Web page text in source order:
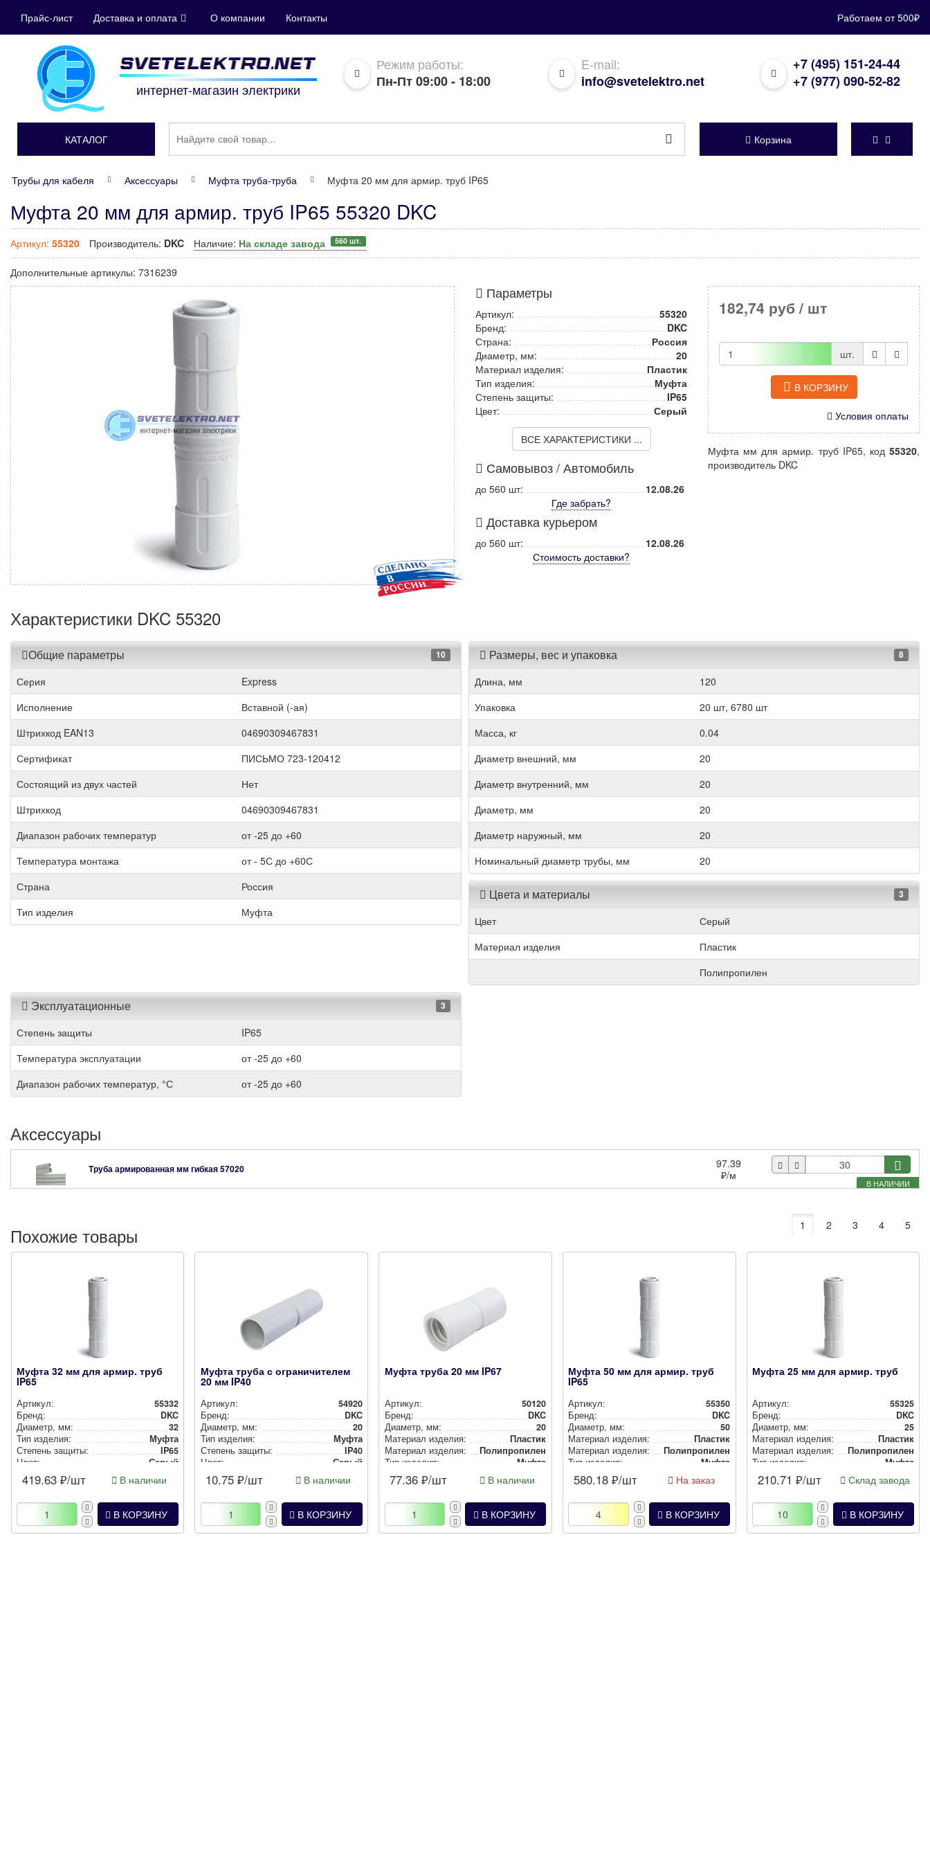
Прайс-лист Доставка и оплата О компании Контакты Работаем от 500₽
интернет-магазин электрики
Режим работы:
Пн-Пт 09:00 - 18:00
E-mail:
info@svetelektro.net
+7 (495) 151-24-44
+7 (977) 090-52-82
КАТАЛОГ Корзина
Трубы для кабеля Аксессуары Муфта труба-труба Муфта 20 мм для армир. труб IP65
Муфта 20 мм для армир. труб IP65 55320 DKC
Артикул: 55320 Производитель: DKC Наличие: На складе завода 560 шт.
Дополнительные артикулы: 7316239
Параметры
Артикул:
55320
Бренд:
DKC
Страна:
Россия
Диаметр, мм:
20
Материал изделия:
Пластик
Тип изделия:
Муфта
Степень защиты:
IP65
Цвет:
Серый
ВСЕ ХАРАКТЕРИСТИКИ ...
Самовывоз / Автомобиль
до 560 шт:
12.08.26
Где забрать?
Доставка курьером
до 560 шт:
12.08.26
Стоимость доставки?
182,74 руб / шт
шт.
В КОРЗИНУ
Условия оплаты
Муфта мм для армир. труб IP65, код 55320,
производитель DKC
Характеристики DKC 55320
Общие параметры 10
Серия
Express
Исполнение
Вставной (-ая)
Штрихкод EAN13
04690309467831
Сертификат
ПИСЬМО 723-120412
Состоящий из двух частей
Нет
Штрихкод
04690309467831
Диапазон рабочих температур
от -25 до +60
Температура монтажа
от - 5С до +60С
Страна
Россия
Тип изделия
Муфта
Размеры, вес и упаковка 8
Длина, мм
120
Упаковка
20 шт, 6780 шт
Масса, кг
0.04
Диаметр внешний, мм
20
Диаметр внутренний, мм
20
Диаметр, мм
20
Диаметр наружный, мм
20
Номинальный диаметр трубы, мм
20
Цвета и материалы 3
Цвет
Серый
Материал изделия
Пластик
Полипропилен
Эксплуатационные 3
Степень защиты
IP65
Температура эксплуатации
от -25 до +60
Диапазон рабочих температур, °С
от -25 до +60
Аксессуары
В НАЛИЧИИ
Труба армированная мм гибкая57020
97.39
₽/м
Похожие товары 1 2 3 4 5
Муфта 32 мм для армир. труб
IP65
Артикул:
55332
Бренд:
DKC
Диаметр, мм:
32
Тип изделия:
Муфта
Степень защиты:
IP65
Цвет:
Серый
Масса, кг:
419.63 ₽/шт В наличии
В КОРЗИНУ
Муфта труба с ограничителем
20 мм IP40
Артикул:
54920
Бренд:
DKC
Диаметр, мм:
20
Тип изделия:
Муфта
Степень защиты:
IP40
Цвет:
Серый
Масса, кг:
10.75 ₽/шт В наличии
В КОРЗИНУ
Муфта труба 20 мм IP67
Артикул:
50120
Бренд:
DKC
Диаметр, мм:
20
Материал изделия:
Пластик
Материал изделия:
Полип­ро­пи­лен
Тип изделия:
Муфта
Степень защиты:
Цвет:
Серый
77.36 ₽/шт В наличии
В КОРЗИНУ
Муфта 50 мм для армир. труб
IP65
Артикул:
55350
Бренд:
DKC
Диаметр, мм:
50
Материал изделия:
Пластик
Материал изделия:
Полип­ро­пи­лен
Тип изделия:
Муфта
Степень защиты:
Цвет:
Серый
580.18 ₽/шт На заказ
В КОРЗИНУ
Муфта 25 мм для армир. труб
Артикул:
55325
Бренд:
DKC
Диаметр, мм:
25
Материал изделия:
Пластик
Материал изделия:
Полип­ро­пи­лен
Тип изделия:
Муфта
Степень защиты:
Цвет:
Серый
210.71 ₽/шт Склад завода
В КОРЗИНУ